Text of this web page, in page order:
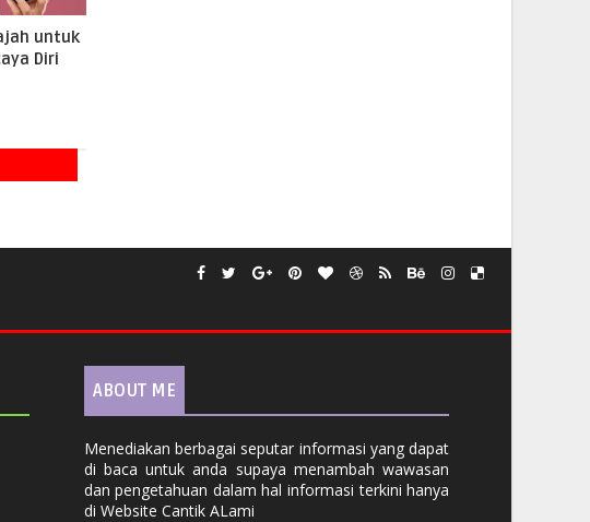
untuk
Diri
ABOUT ME
Menediakan berbagai seputar informasi yang dapat
di baca untuk anda supaya menambah wawasan
dan pengetahuan dalam hal informasi terkini hanya
di Website Cantik ALami